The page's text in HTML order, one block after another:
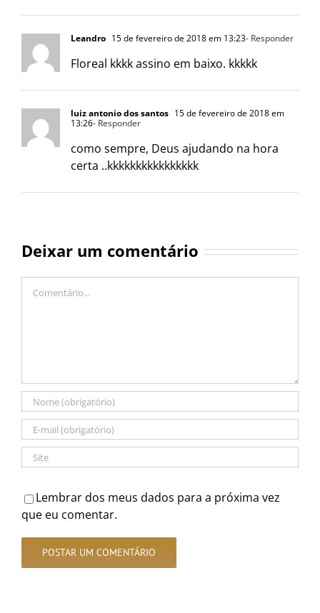
Leandro 15 de fevereiro de 2018 em 13:23- Responder
Floreal kkkk assino em baixo. kkkkk
luiz antonio dos santos 15 de fevereiro de 2018 em
13:26- Responder
como sempre, Deus ajudando na hora
certa ..kkkkkkkkkkkkkkkk
Deixar um comentário
Comentário
Lembrar dos meus dados para a próxima vez
que eu comentar.